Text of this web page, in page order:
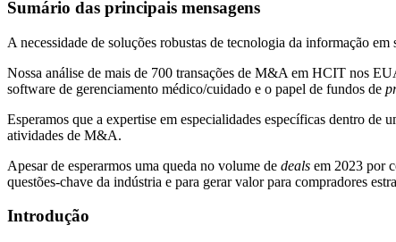
Sumário das principais mensagens
A necessidade de soluções robustas de tecnologia da informação
Nossa análise de mais de 700 transações de M&A em HCIT nos
software de gerenciamento médico/cuidado e o papel de fundos de
Esperamos que a expertise em especialidades específicas dentro de
atividades de M&A.
Apesar de esperarmos uma queda no volume de deals em 2023 por
questões-chave da indústria e para gerar valor para compradores
Introdução